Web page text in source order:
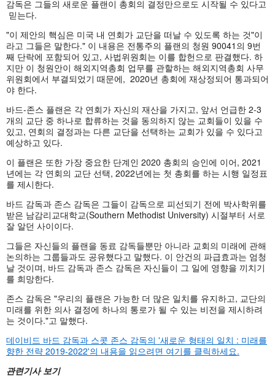
감독은 그들의 새로운 플랜이 총회의 결정만으로도 시작될 수 있다고
믿는다.
"이 제안의 핵심은 미국 내 연회가 교단을 떠날 수 있도록 하는 것"이
라고 그들은 말한다." 이 내용은 전통주의 플랜의 청원 90041의 9번
째 단락에 포함되어 있고, 사법위원회는 이를 합헌으로 판결했다. 하
지만 이 청원안이 해외지역총회 업무를 관할하는 해외지역총회 사무
위원회에서 부결되었기 때문에, 2020년 총회에 재상정되어 통과되어
야 한다.
바드-존스 플랜은 각 연회가 자신의 재산을 가지고, 앞서 언급한 2-3
개의 교단 중 하나로 합류하는 것을 동의하지 않는 교회들이 있을 수
있고, 연회의 결정과는 다른 교단을 선택하는 교회가 있을 수 있다고
예상하고 있다.
이 플랜은 또한 가장 중요한 단계인 2020 총회의 승인에 이어, 2021
년에는 각 연회의 교단 선택, 2022년에는 첫 총회를 하는 시행 일정표
를 제시한다.
바드 감독과 존스 감독은 그들이 감독으로 피선되기 전에 박사학위를
받은 남감리교대학교(Southern Methodist University) 시절부터 서로
잘 알던 사이이다.
그들은 자신들의 플랜을 동료 감독들뿐만 아니라 교회의 미래에 관해
논의하는 그룹들과도 공유했다고 말했다. 이 안건의 파급효과는 엄청
날 것이며, 바드 감독과 존스 감독은 자신들이 그 일에 영향을 끼치기
를 희망한다.
존스 감독은 "우리의 플랜은 가능한 더 많은 일치를 유지하고, 교단의
미래를 위한 의사 결정에 하나의 통로가 될 수 있는 비전을 제시하려
는 것이다."고 말했다.
데이비드 바드 감독과 스콧 존스 감독의 '새로운 형태의 일치 : 미래를
향한 전략 2019-2022'의 내용을 읽으려면 여기를 클릭하세요.
관련기사 보기